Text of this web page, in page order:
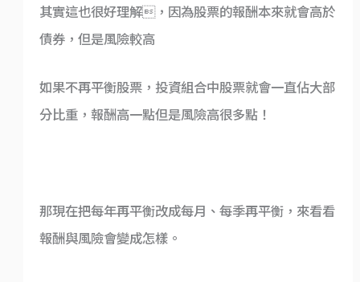
其實這也很好理解，因為股票的報酬本來就會高於
債券，但是風險較高
如果不再平衡股票，投資組合中股票就會一直佔大部
分比重，報酬高一點但是風險高很多點！
那現在把每年再平衡改成每月、每季再平衡，來看看
報酬與風險會變成怎樣。